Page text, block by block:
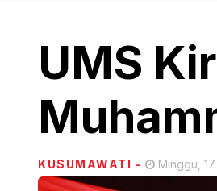
UMS
KUSUMAWATI - Minggu,